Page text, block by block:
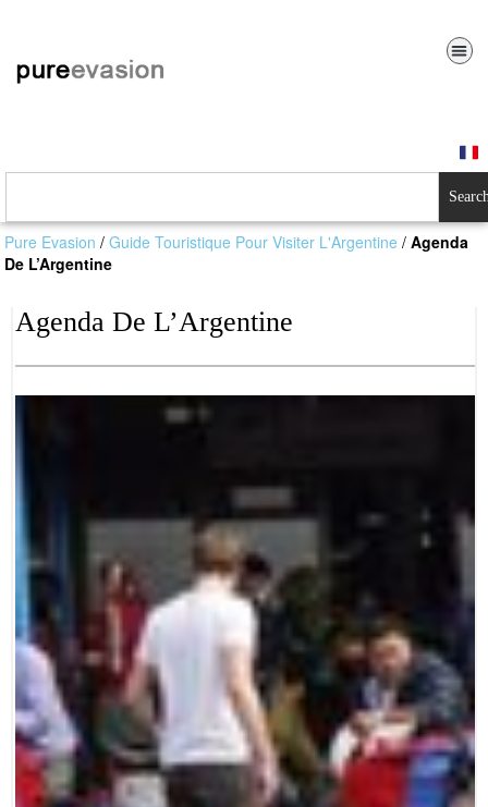
Pure Evasion /Guide Touristique Pour Visiter L'Argentine /Agenda
De L’Argentine
Agenda De L’Argentine